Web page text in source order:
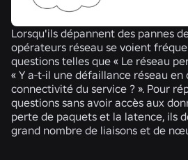
Lorsqu'ils dépannent des pannes
opérateurs réseau se voient
questions telles que « Le réseau
« Y a-t-il une défaillance réseau
connectivité du service ? ». Pour
questions sans avoir accès aux
perte de paquets et la latence, ils
grand nombre de liaisons et de